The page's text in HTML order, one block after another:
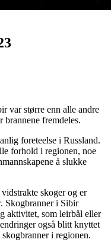
var større enn alle andre
brannene fremdeles.
foreteelse i Russland.
forhold i regionen, noe
å slukke
skoger og er
Skogbranner i Sibir
aktivitet, som leirbål eller
også blitt knyttet
i regionen.